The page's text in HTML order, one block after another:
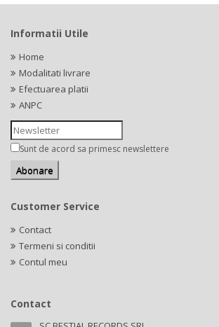
Informatii Utile
Home
Modalitati livrare
Efectuarea platii
ANPC
Sunt de acord sa primesc newslettere
Customer Service
Contact
Termeni si conditii
Contul meu
Contact